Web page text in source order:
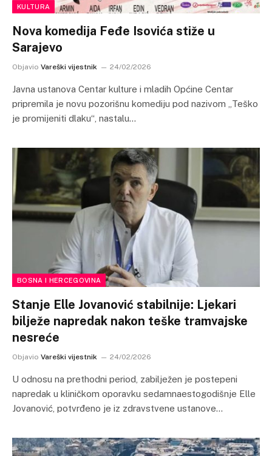
KULTURA
Nova komedija Feđe Isovića stiže u
Sarajevo
Objavio Vareški vijestnik 24/02/2026
Javna ustanova Centar kulture i mladih Općine Centar
pripremila je novu pozorišnu komediju pod nazivom „Teško
je promijeniti dlaku“, nastalu…
BOSNA I HERCEGOVINA
Stanje Elle Jovanović stabilnije: Ljekari
bilježe napredak nakon teške tramvajske
nesreće
Objavio Vareški vijestnik 24/02/2026
U odnosu na prethodni period, zabilježen je postepeni
napredak u kliničkom oporavku sedamnaestogodišnje Elle
Jovanović, potvrđeno je iz zdravstvene ustanove…